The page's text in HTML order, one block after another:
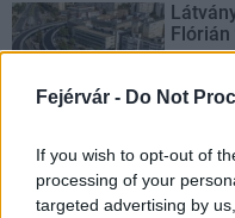
Fejérvár - Do Not
If you wish to opt-out of
processing of your
targeted advertising by
Paks